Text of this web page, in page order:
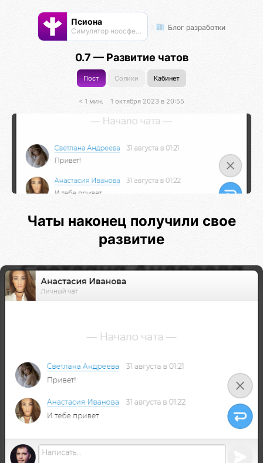
Псиона
Cимулятор ноосферы Блог разработки
0.7 — Развитие чатов
Пост Солики Кабинет
< 1 мин. 1 октября 2023 в 20:55
Чаты наконец получили свое
развитие